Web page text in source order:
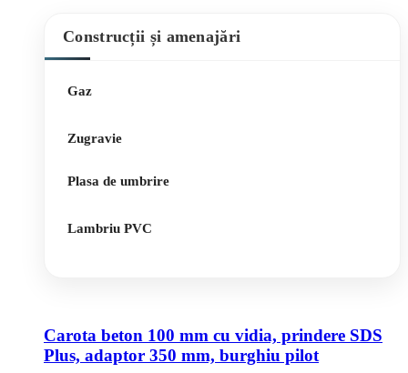
Construcții și amenajări
Gaz
Zugravie
Plasa de umbrire
Lambriu PVC
Carota beton 100 mm cu vidia, prindere SDS
Plus, adaptor 350 mm, burghiu pilot